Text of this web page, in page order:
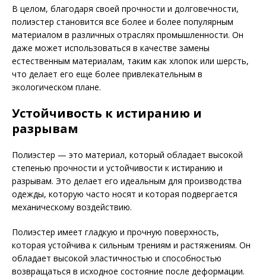
В целом, благодаря своей прочности и долговечности,
полиэстер становится все более и более популярным
материалом в различных отраслях промышленности. Он
даже может использоваться в качестве замены
естественным материалам, таким как хлопок или шерсть,
что делает его еще более привлекательным в
экологическом плане.
Устойчивость к истиранию и
разрывам
Полиэстер — это материал, который обладает высокой
степенью прочности и устойчивости к истиранию и
разрывам. Это делает его идеальным для производства
одежды, которую часто носят и которая подвергается
механическому воздействию.
Полиэстер имеет гладкую и прочную поверхность,
которая устойчива к сильным трениям и растяжениям. Он
обладает высокой эластичностью и способностью
возвращаться в исходное состояние после деформации.